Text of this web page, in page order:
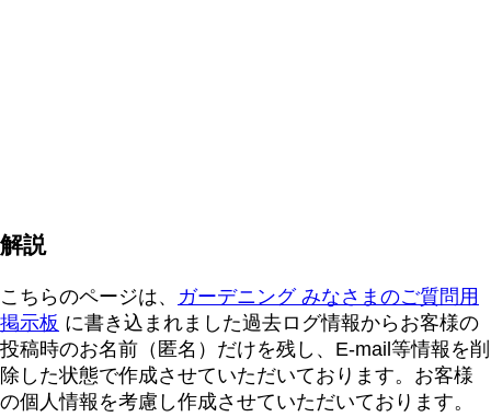
解説
こちらのページは、 ガーデニング みなさまのご質問用
掲示板 に書き込まれました過去ログ情報からお客様の
投稿時のお名前（匿名）だけを残し、E-mail等情報を削
除した状態で作成させていただいております。お客様
の個人情報を考慮し作成させていただいております。